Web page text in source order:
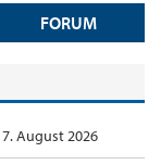
FORUM
7. August 2026